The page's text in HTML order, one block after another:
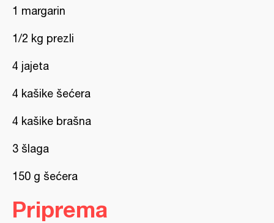
1 margarin
1/2 kg prezli
4 jajeta
4 kašike šećera
4 kašike brašna
3 šlaga
150 g šećera
Priprema